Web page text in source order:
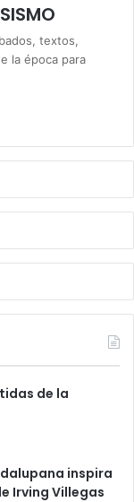
textos,
la época para
de la
inspira
Irving Villegas